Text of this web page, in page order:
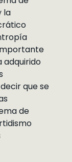
la
adquirido
que se
de